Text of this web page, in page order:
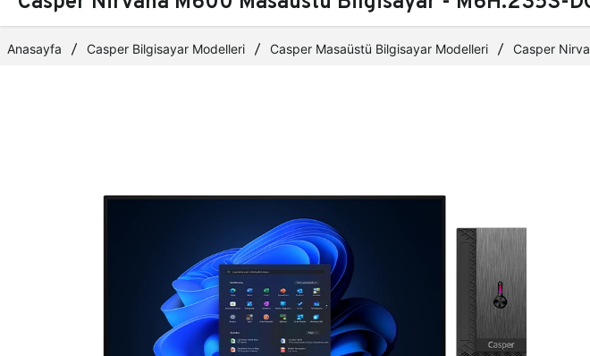
Anasayfa Casper Bilgisayar Modelleri Casper Masaüstü Bilgisayar Modelleri Casper